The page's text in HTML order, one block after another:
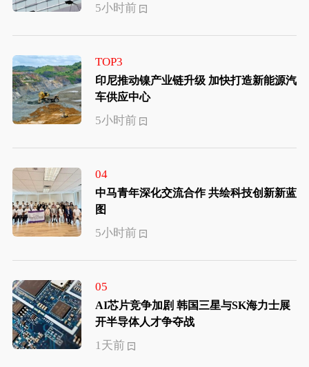
5小时前
TOP3
印尼推动镍产业链升级 加快打造新能源汽
车供应中心
5小时前
04
中马青年深化交流合作 共绘科技创新新蓝
图
5小时前
05
AI芯片竞争加剧 韩国三星与SK海力士展
开半导体人才争夺战
1天前